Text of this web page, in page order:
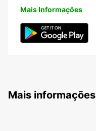
Mais Informações
Mais informações